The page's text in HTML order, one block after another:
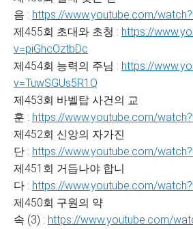
음 : https://www.youtube.com/
제455회 초대와 초청 : https://
v=piGhcOztbDc
제454회 능력의 주님 : https://
v=TuwSGUs5R1Q
제453회 바벨탑 사건의 교
훈 : https://www.youtube.com/
제452회 신앙의 자가진
단 : https://www.youtube.com/
제451회 거듭나야 합니
다 : https://www.youtube.com/
제450회 구원의 약
속 (3) : https://www.youtube.com/